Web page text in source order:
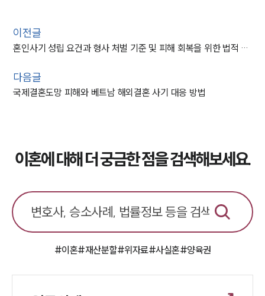
이전글
혼인사기 성립 요건과 형사 처벌 기준 및 피해 회복을 위한 법적 대응 가이드
다음글
국제결혼도망 피해와 베트남 해외결혼 사기 대응 방법
이혼에 대해 더 궁금한 점을 검색해보세요.
#이혼#재산분할#위자료#사실혼#양육권